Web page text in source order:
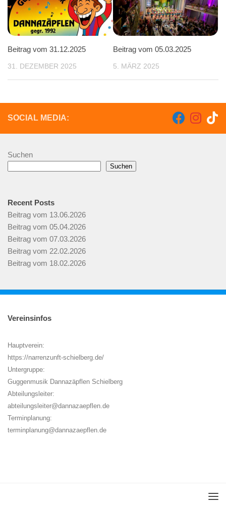
Beitrag vom 31.12.2025
31. DEZEMBER 2025
Beitrag vom 05.03.2025
5. MÄRZ 2025
SOCIAL MEDIA:
Suchen
Suchen
Recent Posts
Beitrag vom 13.06.2026
Beitrag vom 05.04.2026
Beitrag vom 07.03.2026
Beitrag vom 22.02.2026
Beitrag vom 18.02.2026
Vereinsinfos
Hauptverein:
https://narrenzunft-schielberg.de/
Untergruppe:
Guggenmusik Dannazäpflen Schielberg
Abteilungsleiter:
abteilungsleiter@dannazaepflen.de
Terminplanung:
terminplanung@dannazaepflen.de